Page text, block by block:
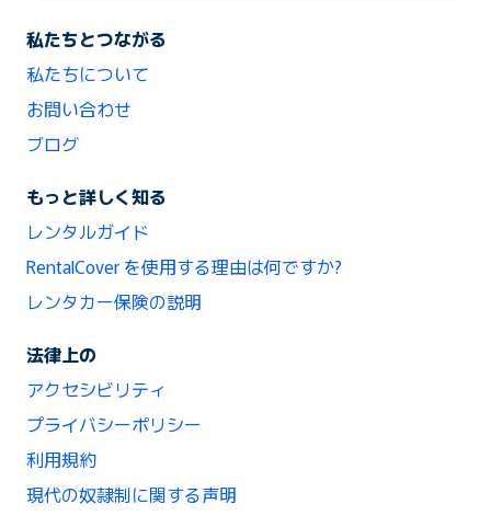
私たちとつながる
私たちについて
お問い合わせ
ブログ
もっと詳しく知る
レンタルガイド
RentalCover を使用する理由は何ですか?
レンタカー保険の説明
法律上の
アクセシビリティ
プライバシーポリシー
利用規約
現代の奴隷制に関する声明